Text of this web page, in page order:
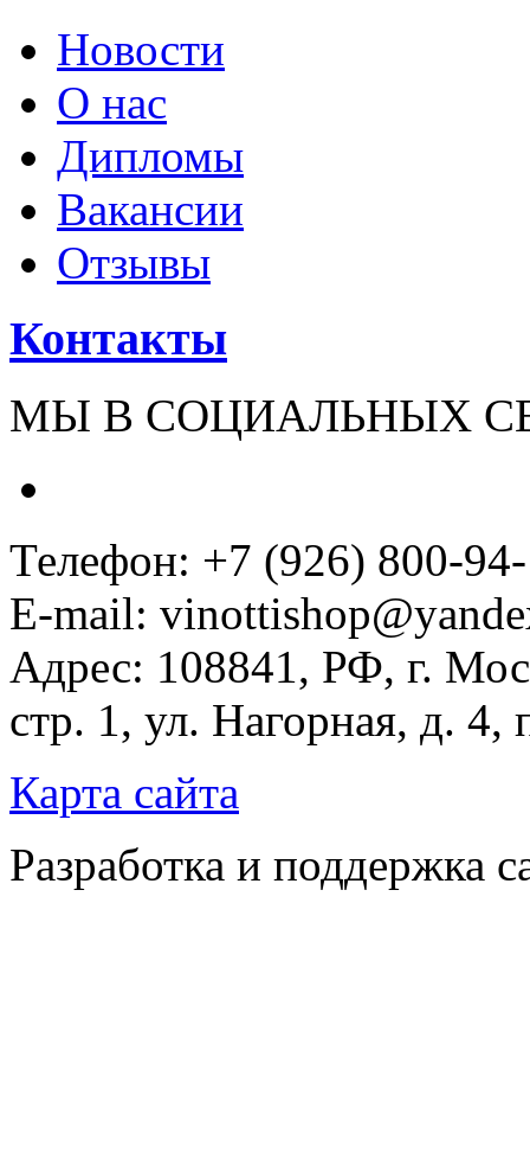
Новости
О нас
Дипломы
Вакансии
Отзывы
Контакты
МЫ В СОЦИАЛЬНЫХ
Телефон: +7 (926) 800-
E-mail:
Адрес: 108841, РФ, г.
стр. 1, ул. Нагорная, д.
Карта сайта
Разработка и поддержка